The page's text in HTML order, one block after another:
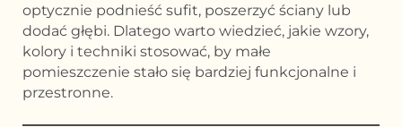
optycznie podnieść sufit, poszerzyć ściany lub
dodać głębi. Dlatego warto wiedzieć, jakie wzory,
kolory i techniki stosować, by małe
pomieszczenie stało się bardziej funkcjonalne i
przestronne.